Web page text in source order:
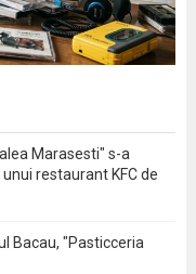
Marasesti" s-a
restaurant KFC de
Bacau, "Pasticceria